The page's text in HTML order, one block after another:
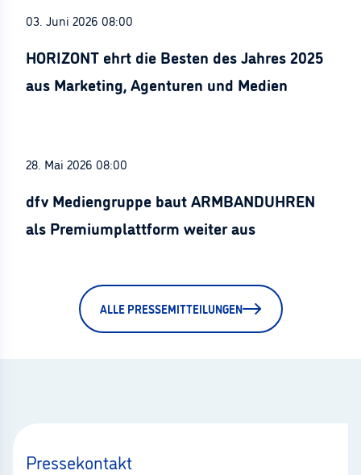
03. Juni 2026 08:00
HORIZONT ehrt die Besten des Jahres 2025
aus Marketing, Agenturen und Medien
28. Mai 2026 08:00
dfv Mediengruppe baut ARMBANDUHREN
als Premiumplattform weiter aus
ALLE PRESSEMITTEILUNGEN
Pressekontakt